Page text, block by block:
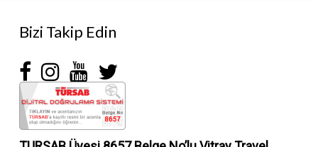
Bizi Takip Edin